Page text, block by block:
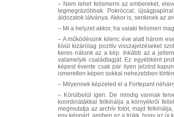
– Nem lehet felismerni az embereket,
legmegrázóbbak. Pokróccal,
áldozatok látványa. Akkor is, senkinek az
– Mi a helyzet akkor, ha valaki felismeri
– A működésünk kilenc éve alatt három
kívül kizárólag pozitív visszajelzéseket
keres nálunk az a kép. Inkább az a
valamelyik családtagját. Ez egyébként
képest évente csak pár ilyen jelzést
ismeretlen képen sokkal nehezebben
– Milyennek képzeled el a Fortepant
– Körülbelül igen. De mindig vannak
koordinátákkal felkínálja a környékről
megmutatja az archív fotót, majd
egy képpárt, amiben az a trükk, hogy az új